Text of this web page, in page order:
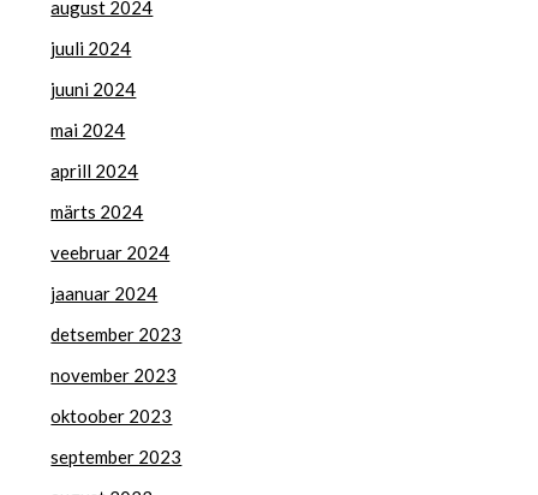
august 2024
juuli 2024
juuni 2024
mai 2024
aprill 2024
märts 2024
veebruar 2024
jaanuar 2024
detsember 2023
november 2023
oktoober 2023
september 2023